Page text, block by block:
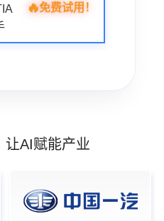
🔥免费试用！
让AI赋能产业